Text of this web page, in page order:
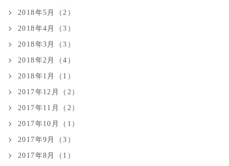
2018年5月（2）
2018年4月（3）
2018年3月（3）
2018年2月（4）
2018年1月（1）
2017年12月（2）
2017年11月（2）
2017年10月（1）
2017年9月（3）
2017年8月（1）